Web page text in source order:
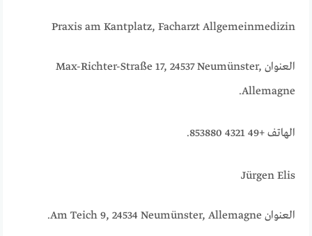
Praxis am Kantplatz, Facharzt Allgemeinmedizin
العنوان Max-Richter-Straße 17, 24537 Neumünster,
Allemagne.
الهاتف +49 4321 853880.
Jürgen Elis
العنوان Am Teich 9, 24534 Neumünster, Allemagne.